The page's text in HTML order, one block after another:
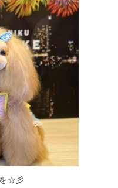
☆彡